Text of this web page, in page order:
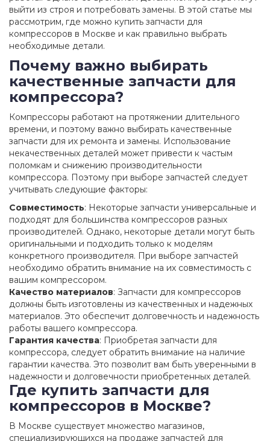
выйти из строя и потребовать замены. В этой статье мы
рассмотрим, где можно купить запчасти для
компрессоров в Москве и как правильно выбрать
необходимые детали.
Почему важно выбирать
качественные запчасти для
компрессора?
Компрессоры работают на протяжении длительного
времени, и поэтому важно выбирать качественные
запчасти для их ремонта и замены. Использование
некачественных деталей может привести к частым
поломкам и снижению производительности
компрессора. Поэтому при выборе запчастей следует
учитывать следующие факторы:
Совместимость: Некоторые запчасти универсальные и
подходят для большинства компрессоров разных
производителей. Однако, некоторые детали могут быть
оригинальными и подходить только к моделям
конкретного производителя. При выборе запчастей
необходимо обратить внимание на их совместимость с
вашим компрессором.
Качество материалов: Запчасти для компрессоров
должны быть изготовлены из качественных и надежных
материалов. Это обеспечит долговечность и надежность
работы вашего компрессора.
Гарантия качества: Приобретая запчасти для
компрессора, следует обратить внимание на наличие
гарантии качества. Это позволит вам быть уверенными в
надежности и долговечности приобретенных деталей.
Где купить запчасти для
компрессоров в Москве?
В Москве существует множество магазинов,
специализирующихся на продаже запчастей для